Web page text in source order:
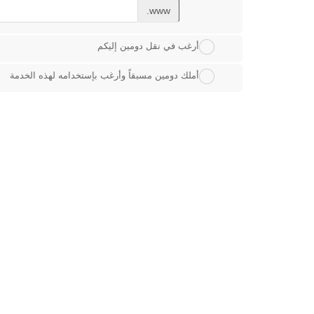
www.
أرغب في نقل دومين إليكم
أملك دومين مسبقاً وأرغب بإستخدامه لهذه الخدمة